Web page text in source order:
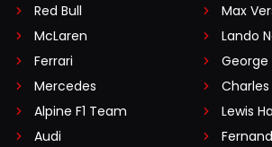
Red Bull
McLaren
Ferrari
Mercedes
Alpine F1 Team
Audi
Max
Lando
George
Lewis